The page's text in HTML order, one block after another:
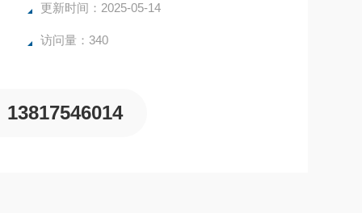
更新时间：2025-05-14
访问量：340
13817546014